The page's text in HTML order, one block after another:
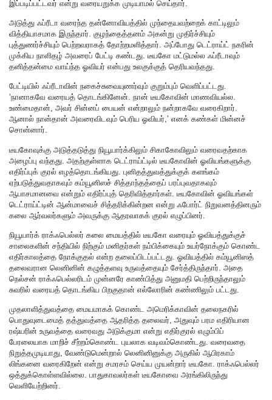
இப்படிப்பட்டவர் என்று வரையறுக்க முடியாமல் செய்தார்.
அடுத்து ஃப்ரீடா வரைந்த தன்னோவியத்தில் முந்தையவற்றைக் காட்டிலும்
வித்தியாசமாக இருந்தார். குழந்தைத்தனம் அகன்று முதிர்ச்சியும்
புத்துணர்ச்சியும் பெற்றவராகத் தோற்றமளித்தார். அப்போது டெட்ராய்ட் நகரின்
முக்கிய நாளிதழ் அவரைப் பேட்டி கண்டது. டீயகோ மட்டுமல்ல ஃப்ரீடாவும்
தனித்தன்மை வாய்ந்த ஓவியர் என்பது உலகுக்குத் தெரியவந்தது.
பேட்டியில் ஃப்ரீடாவின் நகைச்சுவையுணர்வும் குறும்பும் வெளிப்பட்டது.
‘நானாகவே வரையத் தொடங்கினேன். நான் டீயகோவின் மாணவியல்ல.
உண்மைதான், அவர் சின்னப் பையன் என்றாலும் நன்றாகவே வரைகிறார்.
ஆனால் நான்தான் அவரைவிடவும் பெரிய ஓவியர்,’ எனக் கண்கள் மின்னச்
சொன்னார்.
டீயகோவுக்கு அடுத்தடுத்து நியூயார்க்கிலும் சிகாகோவிலும் வரைவதற்காக
அழைப்பு வந்தது. அதற்குள்ளாக டெட்ராய்ட்டில் டீயகோவின் ஓவியங்களுக்கு
எதிர்ப்புக் குரல் எழத்தொடங்கியது. புனிதத்துவத்துக்குக் களங்கம்
ஏற்படுத்துவதாகவும் கம்யூனிஸச் சித்தாந்தத்தைப் பரப்புவதாகவும்
ஆபாசமானவை என்றும் எதிர்ப்புத் தெரிவித்தார்கள். டீயகோவின் ஓவியங்கள்
டெட்ராய்ட்டின் ஆன்மாவைச் சித்தரிக்கின்றன என்று ஃபோர்ட் நிறுவனத்தினரும்
கலை ஆர்வலர்களும் அவருக்கு ஆதரவாகக் குரல் எழுப்பினர்.
நியூயார்க் ராக்ஃபெல்லர் கலை மையத்தில் டீயகோ வரையும் ஓவியத்துக்குச்
சாலைகளின் சந்தியில் நிற்கும் மனிதர்கள் நம்பிக்கையும் உயர்நோக்கும் கொண்ட
எதிர்காலத்தை நோக்குதல் என்ற தலைப்பிடப்பட்டது. ஓவியத்தில் கம்யூனிஸத்
தலைவரான லெனினின் கழுத்தளவு உருவத்தையும் சேர்த்திருந்தார். அதை
நெல்சன் ராக்ஃபெல்லரிடம் முன்னரே காண்பித்து அனுமதி பெற்றிருந்தாலும்
சுவரில் வரையத் தொடங்கிய பிறகுதான் எல்லோரின் கண்ணிலும் பட்டது.
முதலாளித்துவத்தை மையமாகக் கொண்ட அமெரிக்காவின் தலைநகரில்
பொதுவுடைமைத் தத்துவத்தை ஆதரித்த தலைவர், அதுவும் பரம எதிரியான
ரஷ்யரின் உருவத்தை வரைவது அடுக்குமா என்று எதிர்குரல் எழும்பிப்
பேரலையாக மாறிச் சீற்றம்கொண்ட புயலாக வடிவம்கொண்டது. வரைவதை
நிறுத்தமுடியாது, வேண்டுமென்றால் லெனினினுக்கு அருகில் ஆபிரகாம்
லிங்கனை வரைகிறேன் என்று சமரசம் செய்ய முயன்றார் டீயகோ. ராக்ஃபெல்லர்
ஒத்துக்கொள்ளவில்லை. பாதுகாவலர்கள் டீயகோவை அரங்கிலிருந்து
வெளியேற்றினர்.